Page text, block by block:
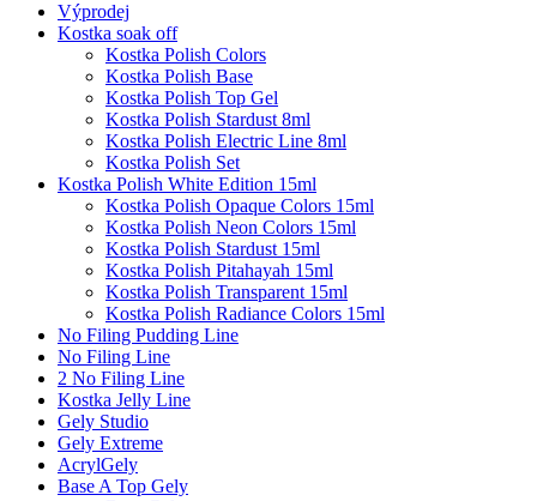
Výprodej
Kostka soak off
Kostka Polish Colors
Kostka Polish Base
Kostka Polish Top Gel
Kostka Polish Stardust 8ml
Kostka Polish Electric Line 8ml
Kostka Polish Set
Kostka Polish White Edition 15ml
Kostka Polish Opaque Colors 15ml
Kostka Polish Neon Colors 15ml
Kostka Polish Stardust 15ml
Kostka Polish Pitahayah 15ml
Kostka Polish Transparent 15ml
Kostka Polish Radiance Colors 15ml
No Filing Pudding Line
No Filing Line
2 No Filing Line
Kostka Jelly Line
Gely Studio
Gely Extreme
AcrylGely
Base A Top Gely